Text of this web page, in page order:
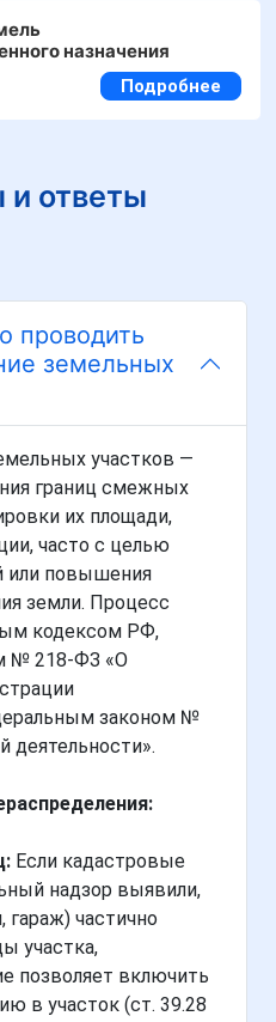
назначения
Подробнее
ответы
проводить
земельных
участков —
границ смежных
их площади,
часто с целью
или повышения
земли. Процесс
кодексом РФ,
№ 218-ФЗ «О
законом №
деятельности».
Если кадастровые
надзор выявили,
гараж) частично
участка,
позволяет включить
в участок (ст. 39.28